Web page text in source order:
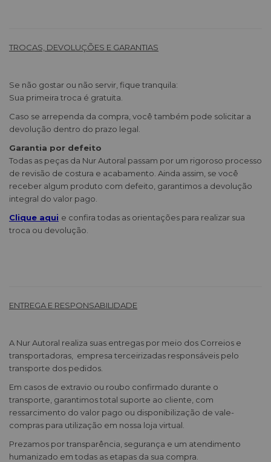
TROCAS, DEVOLUÇÕES E GARANTIAS
Se não gostar ou não servir, fique tranquila:
Sua primeira troca é gratuita.
Caso se arrependa da compra, você também pode solicitar a
devolução dentro do prazo legal.
Garantia por defeito
Todas as peças da Nur Autoral passam por um rigoroso processo
de revisão de costura e acabamento. Ainda assim, se você
receber algum produto com defeito, garantimos a devolução
integral do valor pago.
Clique aqui e confira todas as orientações para realizar sua
troca ou devolução.
ENTREGA E RESPONSABILIDADE
A Nur Autoral realiza suas entregas por meio dos Correios e
transportadoras, empresa terceirizadas responsáveis pelo
transporte dos pedidos.
Em casos de extravio ou roubo confirmado durante o
transporte, garantimos total suporte ao cliente, com
ressarcimento do valor pago ou disponibilização de vale-
compras para utilização em nossa loja virtual.
Prezamos por transparência, segurança e um atendimento
humanizado em todas as etapas da sua compra.